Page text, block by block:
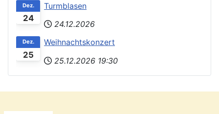
24
Dez.
Turmblasen
24.12.2026
25
Dez.
Weihnachtskonzert
25.12.2026 19:30